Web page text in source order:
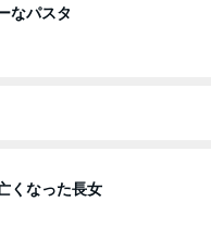
なパスタ
くなった長女